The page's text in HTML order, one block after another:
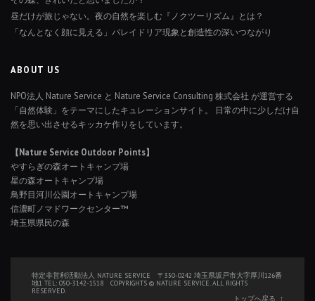
昼だけが旅じゃない。夜の自然を楽しむ『ノクツーリズム』とは？
「なんとなく顔に見える」パレイドリア現象と創造性の深いつながり
ABOUT US
NPO法人 Nature Service と Nature Service Consulting 株式会社 が運営する
「自然体験」をテーマにしたキュレーションサイト。 日常の中に少しだけ自
然を思い出させるキッカケ作りをしています。
【Nature Service Outdoor Points】
やすらぎの森オートキャンプ場
星の森オートキャンプ場
鳥野目河川公園オートキャンプ場
信濃町ノマドワークセンター™
埼玉県県民の森
特定非営利活動法人 NATURE SERVICE 〒350-0242 埼玉県坂戸市大字厚川126番
地1 TEL: 050-3142-1518 COPYRIGHTS © NATURE SERVICE. ALL RIGHTS
RESERVED.
トップへ戻る